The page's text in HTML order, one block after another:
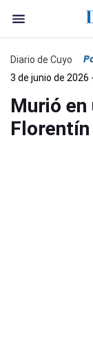
Diario de Cuyo
3 de junio de 2026
Murió